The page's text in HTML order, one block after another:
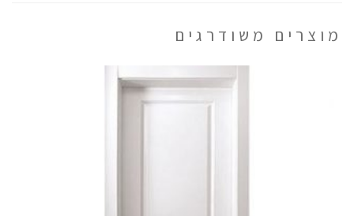
מוצרים משודרגים